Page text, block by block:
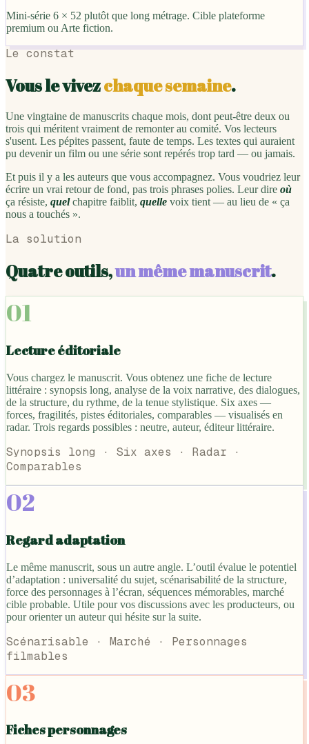
Mini-série 6 × 52 plutôt que long métrage. Cible plateforme
premium ou Arte fiction.
Le constat
Vous le vivezchaque semaine.
Une vingtaine de manuscrits chaque mois, dont peut-être deux ou
trois qui méritent vraiment de remonter au comité. Vos lecteurs
s'usent. Les pépites passent, faute de temps. Les textes qui auraient
pu devenir un film ou une série sont repérés trop tard — ou jamais.
Et puis il y a les auteurs que vous accompagnez. Vous voudriez leur
écrire un vrai retour de fond, pas trois phrases polies. Leur dire où
ça résiste, quel chapitre faiblit, quelle voix tient — au lieu de « ça
nous a touchés ».
La solution
Quatre outils,un même manuscrit.
01
Lecture éditoriale
Vous chargez le manuscrit. Vous obtenez une fiche de lecture
littéraire : synopsis long, analyse de la voix narrative, des dialogues,
de la structure, du rythme, de la tenue stylistique. Six axes —
forces, fragilités, pistes éditoriales, comparables — visualisés en
radar. Trois regards possibles : neutre, auteur, éditeur littéraire.
Synopsis long · Six axes · Radar ·
Comparables
02
Regard adaptation
Le même manuscrit, sous un autre angle. L’outil évalue le potentiel
d’adaptation : universalité du sujet, scénarisabilité de la structure,
force des personnages à l’écran, séquences mémorables, marché
cible probable. Utile pour vos discussions avec les producteurs, ou
pour orienter un auteur qui hésite sur la suite.
Scénarisable · Marché · Personnages
filmables
03
Fiches personnages